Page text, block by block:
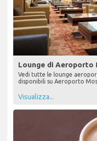
Lounge di Aeroporto
disponibili su Aeroporto
Visualizza...